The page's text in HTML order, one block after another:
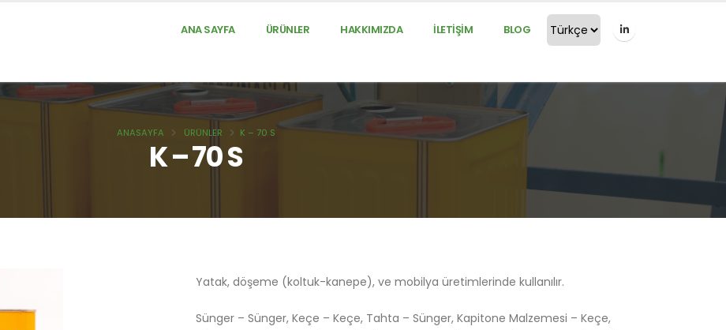
ANA SAYFA ÜRÜNLER HAKKIMIZDA İLETİŞİM BLOG
K – 70 S
ANASAYFA ÜRÜNLER K – 70 S
Yatak, döşeme (koltuk-kanepe), ve mobilya üretimlerinde kullanılır.
Sünger – Sünger, Keçe – Keçe, Tahta – Sünger, Kapitone Malzemesi – Keçe,